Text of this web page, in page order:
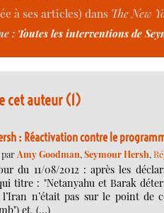
à ses articles) dans The New
: Toutes les interventions de
cet auteur (1)
: Réactivation contre le
parAmy Goodman, Seymour Hersh,
du 11/08/2012 : après les
titre : "Netanyahu et Barak
l’Iran n’était pas sur le point
et, (…)